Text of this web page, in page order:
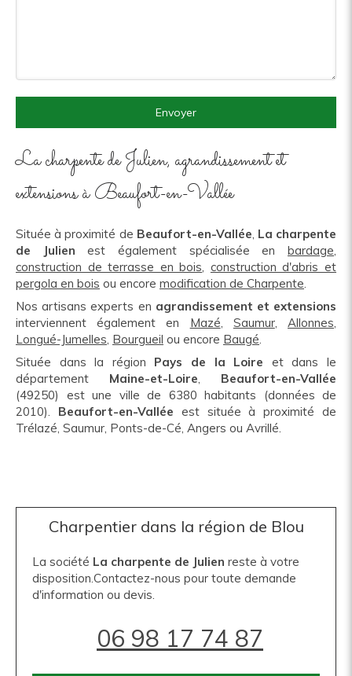
Envoyer
La charpente de Julien, agrandissement et
extensions à Beaufort-en-Vallée
Située à proximité de Beaufort-en-Vallée, La charpente
de Julien est également spécialisée enbardage,
construction de terrasse en bois, construction d'abris et
pergola en bois ou encore modification de Charpente.
Nos artisans experts en agrandissement et extensions
interviennent également en Mazé, Saumur,Allonnes,
Longué-Jumelles, Bourgueil ou encore Baugé.
Située dans la région Pays de la Loire et dans le
département Maine-et-Loire, Beaufort-en-Vallée
(49250) est une ville de 6380 habitants (données de
2010). Beaufort-en-Vallée est située à proximité de
Trélazé, Saumur, Ponts-de-Cé, Angers ou Avrillé.
Charpentier dans la région de Blou
La société La charpente de Julien reste à votre
disposition.Contactez-nous pour toute demande
d'information ou devis.
06 98 17 74 87